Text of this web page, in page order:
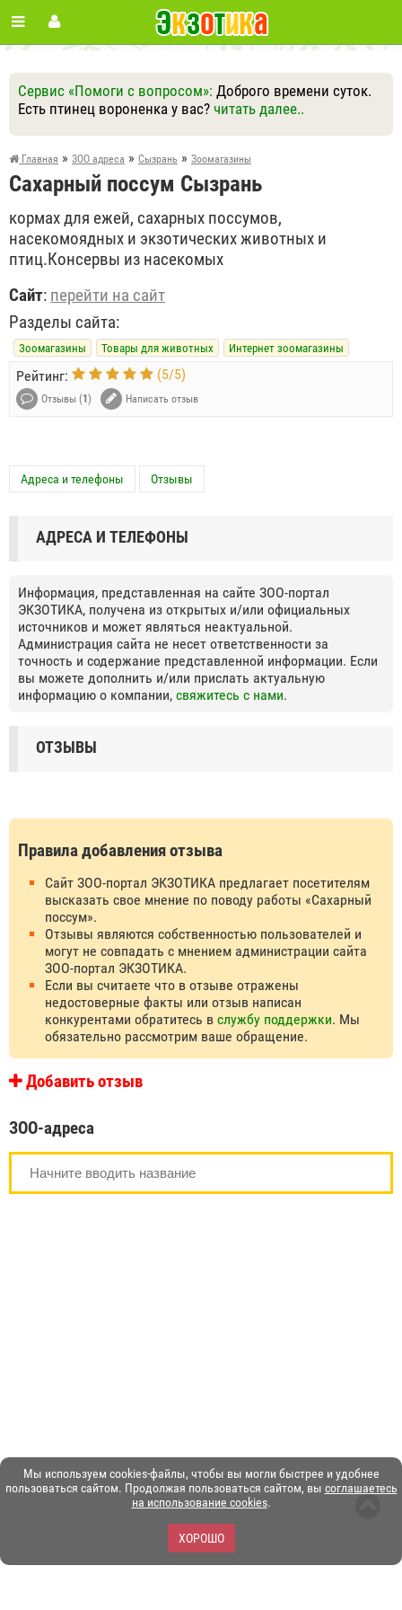
Мы используем cookies-файлы, чтобы вы могли быстрее и удобнее
пользоваться сайтом. Продолжая пользоваться сайтом, вы соглашаетесь
на использование cookies.
ХОРОШО
Сервис «Помоги с вопросом»: Доброго времени суток.
Есть птинец вороненка у вас? читать далее..
Ответить Другие вопросы
Задать вопрос
Главная » ЗОО адреса » Сызрань » Зоомагазины
Сахарный поссум Сызрань
кормах для ежей, сахарных поссумов,
насекомоядных и экзотических животных и
птиц.Консервы из насекомых
Сайт: перейти на сайт
Разделы сайта:
Зоомагазины Товары для животных Интернет зоомагазины
Рейтинг: (5/5)
Отзывы (1 ) Написать отзыв
Адреса и телефоны Отзывы
АДРЕСА И ТЕЛЕФОНЫ
Информация, представленная на сайте ЗОО-портал
ЭКЗОТИКА, получена из открытых и/или официальных
источников и может являться неактуальной.
Администрация сайта не несет ответственности за
точность и содержание представленной информации. Если
вы можете дополнить и/или прислать актуальную
информацию о компании, свяжитесь с нами.
ОТЗЫВЫ
Правила добавления отзыва
Сайт ЗОО-портал ЭКЗОТИКА предлагает посетителям
высказать свое мнение по поводу работы «Сахарный
поссум».
Отзывы являются собственностью пользователей и
могут не совпадать с мнением администрации сайта
ЗОО-портал ЭКЗОТИКА.
Если вы считаете что в отзыве отражены
недостоверные факты или отзыв написан
конкурентами обратитесь в службу поддержки. Мы
обязательно рассмотрим ваше обращение.
Добавить отзыв
ЗОО-адреса